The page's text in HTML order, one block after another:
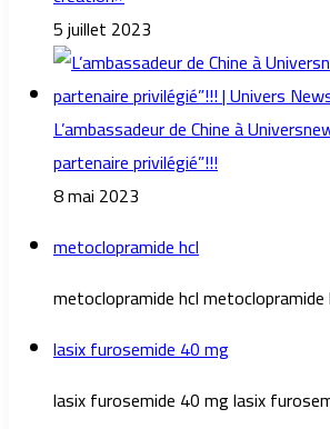
5 juillet 2023
L’ambassadeur de Chine à
partenaire privilégié”!!!
8 mai 2023
metoclopramide hcl
metoclopramide hcl metoclopramide
lasix furosemide 40 mg
lasix furosemide 40 mg lasix